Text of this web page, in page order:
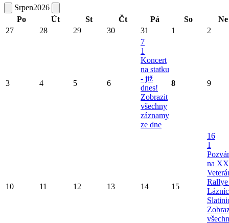
Srpen2026
Po
Út St Čt Pá So
Ne
27
28 29 30 31 1 2
3 4 5 6
7
1
Koncert
na statku
- již
dnes!
Zobrazit
všechny
záznamy
ze dne
8 9
10 11 12 13 14 15
16
1
na